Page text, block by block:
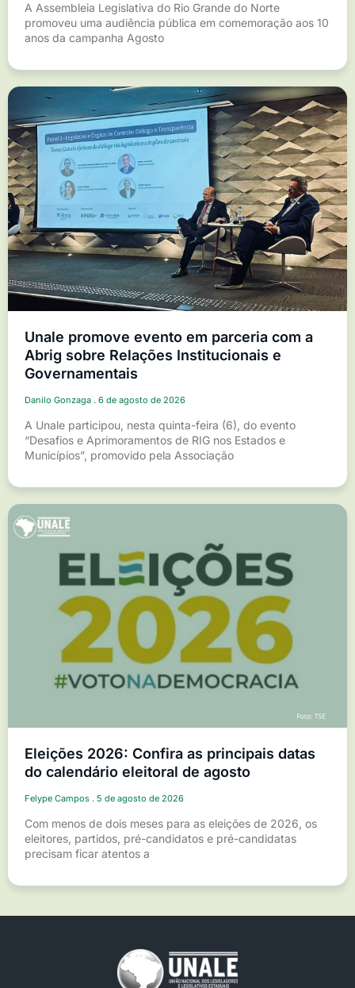
A Assembleia Legislativa do Rio Grande do Norte
promoveu uma audiência pública em comemoração aos 10
anos da campanha Agosto
Unale promove evento em parceria com a
Abrig sobre Relações Institucionais e
Governamentais
Danilo Gonzaga 6 de agosto de 2026
A Unale participou, nesta quinta-feira (6), do evento
“Desafios e Aprimoramentos de RIG nos Estados e
Municípios”, promovido pela Associação
Eleições 2026: Confira as principais datas
do calendário eleitoral de agosto
Felype Campos 5 de agosto de 2026
Com menos de dois meses para as eleições de 2026, os
eleitores, partidos, pré-candidatos e pré-candidatas
precisam ficar atentos a